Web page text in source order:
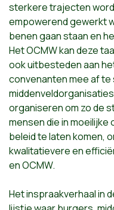
sterkere trajecten
empowerend gewerkt
benen gaan staan en
Het OCMW kan deze
ook uitbesteden aan
convenanten mee af te
organiseren om zo de
mensen die in
beleid te laten komen,
kwalitatievere en
en OCMW.
Het inspraakverhaal in